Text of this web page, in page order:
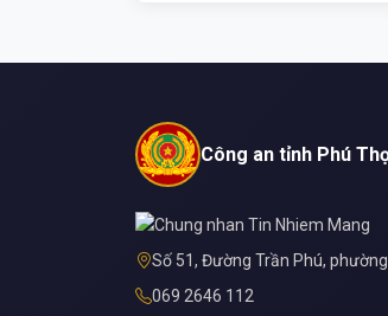
Công an tỉnh Phú
Số 51, Đường Trần Phú,
069 2646 112